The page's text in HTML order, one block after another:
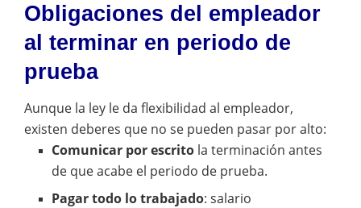
Obligaciones del empleador
al terminar en periodo de
prueba
Aunque la ley le da flexibilidad al empleador,
existen deberes que no se pueden pasar por alto:
Comunicar por escrito la terminación antes
de que acabe el periodo de prueba.
Pagar todo lo trabajado: salario